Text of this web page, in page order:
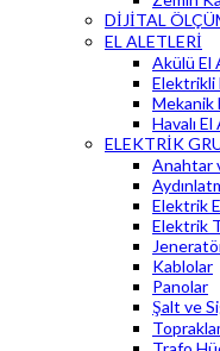
DİJİTAL
EL ALETLERİ
Akülü El
Elektrikli
Mekanik
Havalı
ELEKTRİK
Anahtar
Elektrik
Elektrik
Kablolar
Panolar
Şalt ve